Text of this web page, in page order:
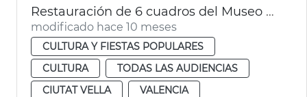
Restauración de 6 cuadros del Museo de la Ciudad
modificado hace 10 meses
CULTURA Y FIESTAS POPULARES
CULTURA
TODAS LAS AUDIENCIAS
CIUTAT VELLA
VALENCIA